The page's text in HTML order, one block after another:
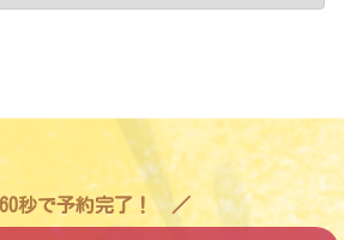
60秒で予約完了！